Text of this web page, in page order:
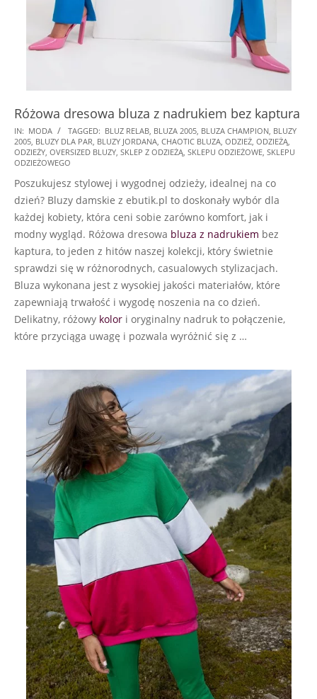
Różowa dresowa bluza z nadrukiem bez kaptura
2024-
07-
21
IN: MODA TAGGED: BLUZ RELAB BLUZA 2005 BLUZA CHAMPION BLUZY
2005 BLUZY DLA PAR BLUZY JORDANA CHAOTIC BLUZA ODZIEŻ ODZIEŻĄ
ODZIEŻY OVERSIZED BLUZY SKLEP Z ODZIEŻĄ SKLEPU ODZIEŻOWE SKLEPU
ODZIEŻOWEGO
Poszukujesz stylowej i wygodnej odzieży, idealnej na co
dzień? Bluzy damskie z ebutik.pl to doskonały wybór dla
każdej kobiety, która ceni sobie zarówno komfort, jak i
modny wygląd. Różowa dresowa bluza z nadrukiem bez
kaptura, to jeden z hitów naszej kolekcji, który świetnie
sprawdzi się w różnorodnych, casualowych stylizacjach.
Bluza wykonana jest z wysokiej jakości materiałów, które
zapewniają trwałość i wygodę noszenia na co dzień.
Delikatny, różowy kolor i oryginalny nadruk to połączenie,
które przyciąga uwagę i pozwala wyróżnić się z …